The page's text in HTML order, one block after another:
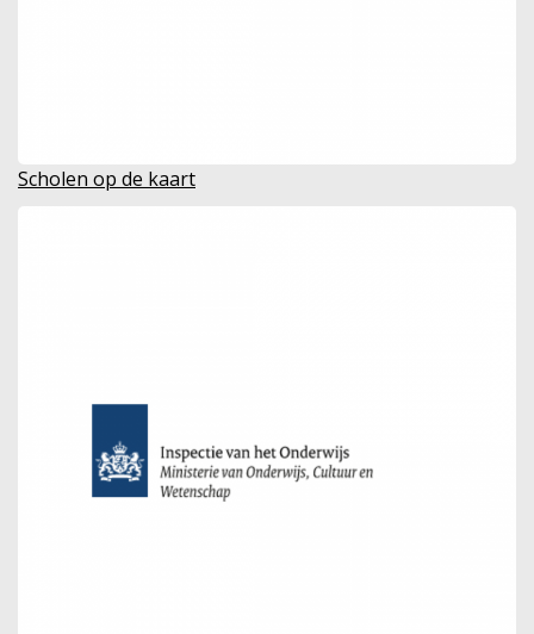
Scholen op de kaart